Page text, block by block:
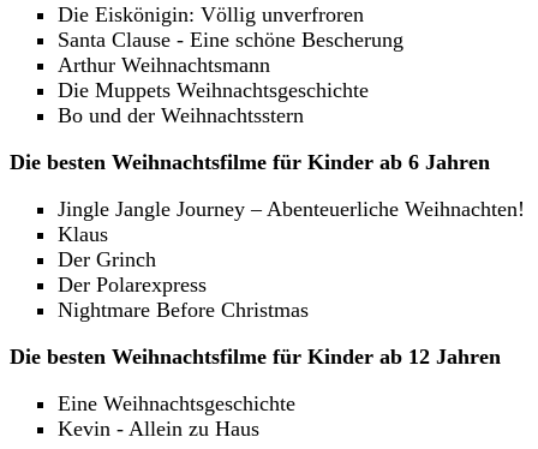
Die Eiskönigin: Völlig unverfroren
Santa Clause - Eine schöne Bescherung
Arthur Weihnachtsmann
Die Muppets Weihnachtsgeschichte
Bo und der Weihnachtsstern
Die besten Weihnachtsfilme für Kinder ab 6 Jahren
Jingle Jangle Journey – Abenteuerliche Weihnachten!
Klaus
Der Grinch
Der Polarexpress
Nightmare Before Christmas
Die besten Weihnachtsfilme für Kinder ab 12 Jahren
Eine Weihnachtsgeschichte
Kevin - Allein zu Haus